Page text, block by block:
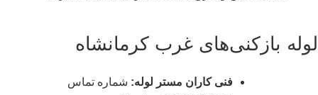
لوله بازکنی‌های غرب کرمانشاه
فنی کاران مستر لوله: شماره تماس